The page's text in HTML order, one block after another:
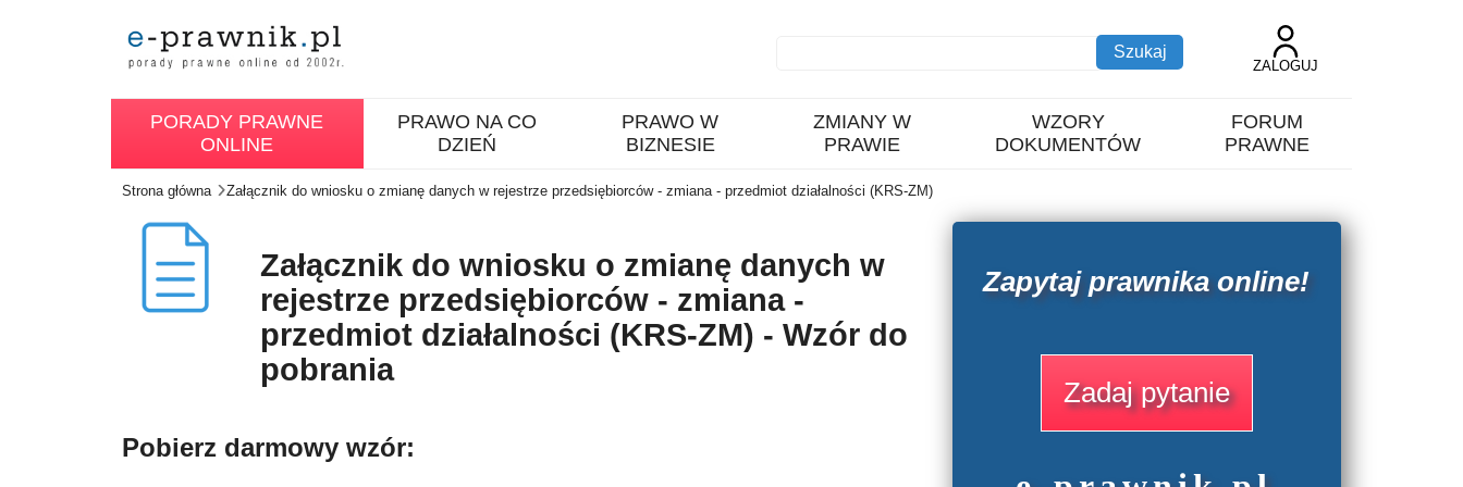
ZALOGUJ
PORADY PRAWNE
ONLINE
PRAWO NA CO
DZIEŃ
PRAWO W
BIZNESIE
ZMIANY W
PRAWIE
WZORY
DOKUMENTÓW
FORUM
PRAWNE
Strona główna Załącznik do wniosku o zmianę danych w rejestrze przedsiębiorców - zmiana - przedmiot działalności (KRS-ZM)
Załącznik do wniosku o zmianę danych w
rejestrze przedsiębiorców - zmiana -
przedmiot działalności (KRS-ZM) - Wzór do
pobrania
Pobierz darmowy wzór:
Zapytaj prawnika online!
Zadaj pytanie